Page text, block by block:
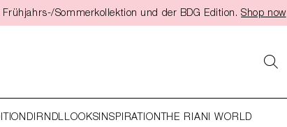
Sommerkollektion und der BDG Edition. Shop now
DIRNDLLOOKSINSPIRATION THE RIANI WORLD